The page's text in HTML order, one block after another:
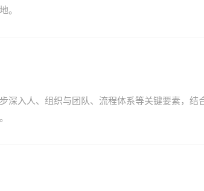
。
深入人、组织与团队、流程体系等关键要素，结